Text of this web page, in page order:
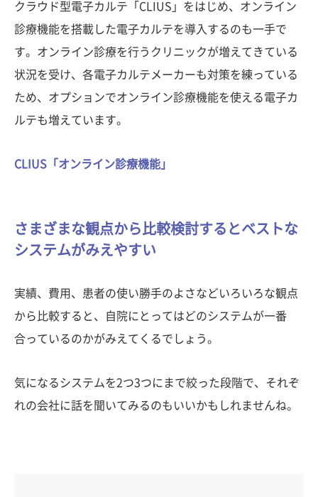
クラウド型電子カルテ「CLIUS」をはじめ、オンライン
診療機能を搭載した電子カルテを導入するのも一手で
す。オンライン診療を行うクリニックが増えてきている
状況を受け、各電子カルテメーカーも対策を練っている
ため、オプションでオンライン診療機能を使える電子カ
ルテも増えています。
CLIUS「オンライン診療機能」
さまざまな観点から比較検討するとベストな
システムがみえやすい
実績、費用、患者の使い勝手のよさなどいろいろな観点
から比較すると、自院にとってはどのシステムが一番
合っているのかがみえてくるでしょう。
気になるシステムを2つ3つにまで絞った段階で、それぞ
れの会社に話を聞いてみるのもいいかもしれませんね。